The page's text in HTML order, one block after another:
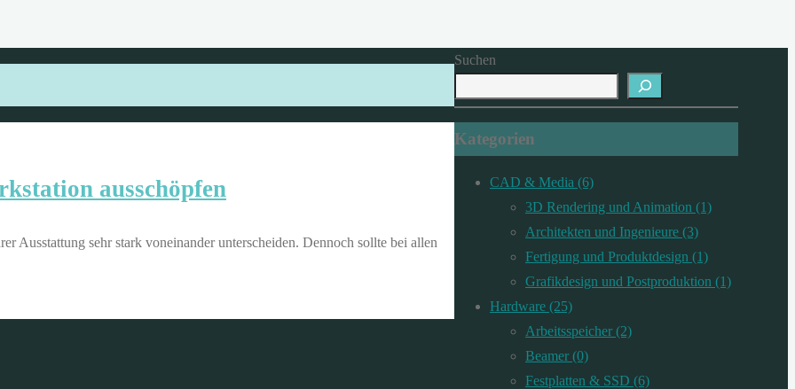
ausschöpfen
Ausstattung sehr stark voneinander unterscheiden. Dennoch sollte bei allen
Suchen
Kategorien
CAD & Media (6)
3D Rendering und Animation (1)
Architekten und Ingenieure (3)
Fertigung und Produktdesign (1)
Grafikdesign und Postproduktion (1)
Hardware (25)
Arbeitsspeicher (2)
Beamer (0)
Festplatten & SSD (6)